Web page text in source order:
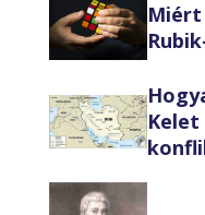
Miért